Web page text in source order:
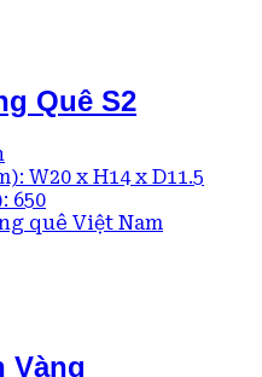
Quê S2
W20 x H14 x D11.5
650
quê Việt Nam
Vàng